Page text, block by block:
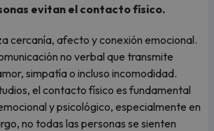
evitan el contacto físico.
cercanía, afecto y conexión emocional.
no verbal que transmite
simpatía o incluso incomodidad.
el contacto físico es fundamental
y psicológico, especialmente en
no todas las personas se sienten